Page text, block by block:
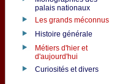
palais nationaux
Les grands méconnus
Histoire générale
Métiers d'hier et
d'aujourd'hui
Curiosités et divers